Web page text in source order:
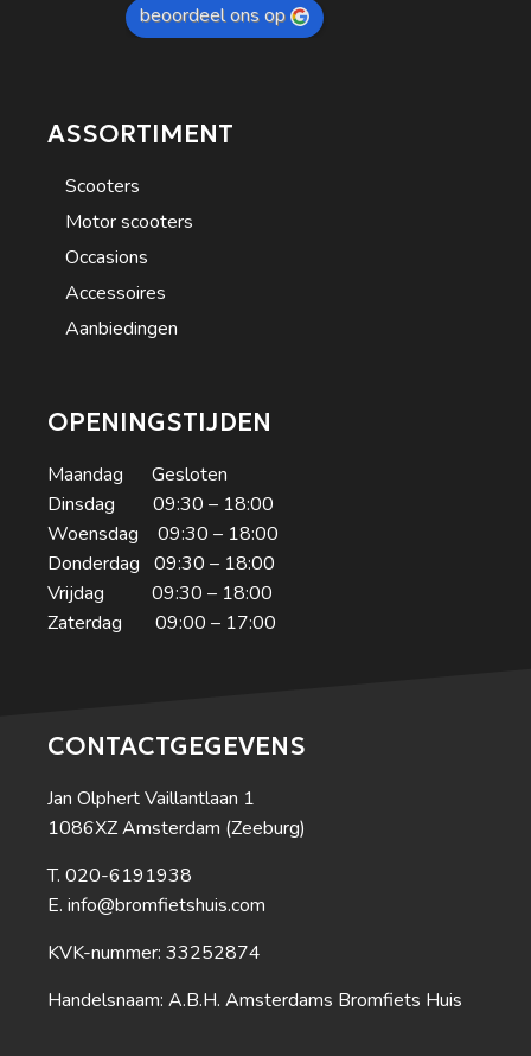
beoordeel ons op
ASSORTIMENT
Scooters
Motor scooters
Occasions
Accessoires
Aanbiedingen
OPENINGSTIJDEN
Maandag Gesloten
Dinsdag 09:30 – 18:00
Woensdag 09:30 – 18:00
Donderdag 09:30 – 18:00
Vrijdag 09:30 – 18:00
Zaterdag 09:00 – 17:00
CONTACTGEGEVENS
Jan Olphert Vaillantlaan 1
1086XZ Amsterdam (Zeeburg)
020-6191938
info@bromfietshuis.com
KVK-nummer: 33252874
Handelsnaam: A.B.H. Amsterdams Bromfiets Huis